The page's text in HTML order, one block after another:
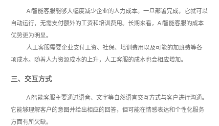
AI智能客服能够大幅度减少企业的人力成本。一旦部署完成，它就可以
自动运行，无需支付额外的工资和培训费用。长期来看，AI智能客服的成本
优势更为明显。
人工客服需要企业支付工资、社保、培训费用以及可能的加班费等各
项成本。随着人力资源成本的上升，人工客服的成本也会相应增加。
三、交互方式
AI智能客服主要通过语音、文字等自然语言交互方式与客户进行沟通。
它能够理解客户的意图并给出相应的回答，但可能在情感表达和个性化服务
方面有所欠缺。